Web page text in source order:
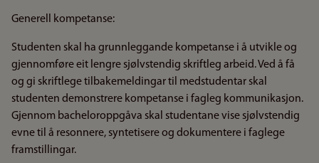
Generell kompetanse:
Studenten skal ha grunnleggande kompetanse i å utvikle og
gjennomføre eit lengre sjølvstendig skriftleg arbeid. Ved å få
og gi skriftlege tilbakemeldingar til medstudentar skal
studenten demonstrere kompetanse i fagleg kommunikasjon.
Gjennom bacheloroppgåva skal studentane vise sjølvstendig
evne til å resonnere, syntetisere og dokumentere i faglege
framstillingar.